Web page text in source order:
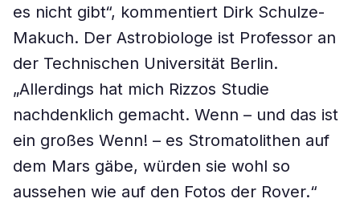
es nicht gibt“, kommentiert Dirk Schulze-
Makuch. Der Astrobiologe ist Professor an
der Technischen Universität Berlin.
„Allerdings hat mich Rizzos Studie
nachdenklich gemacht. Wenn – und das ist
ein großes Wenn! – es Stromatolithen auf
dem Mars gäbe, würden sie wohl so
aussehen wie auf den Fotos der Rover.“